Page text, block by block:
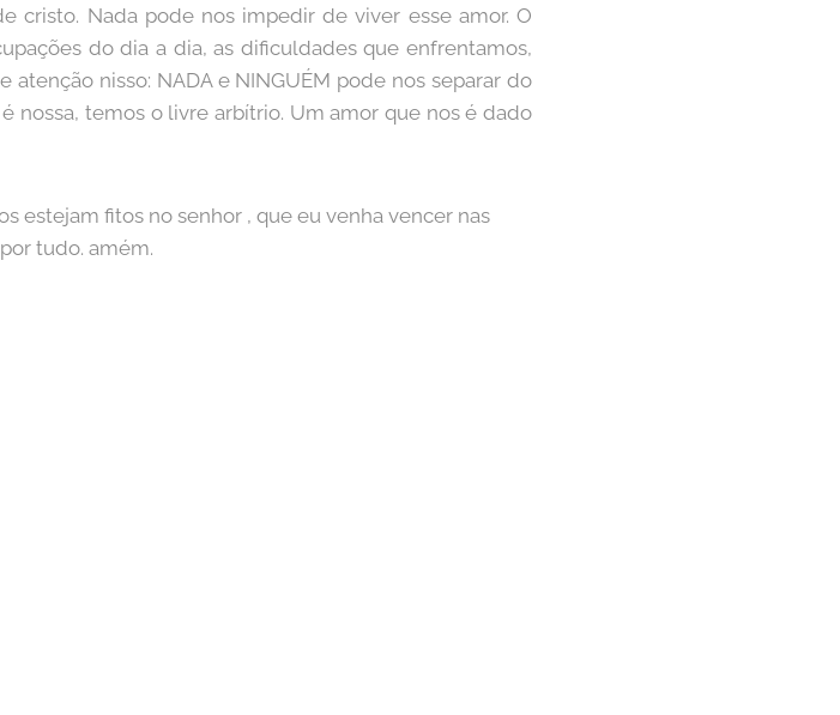
cristo. Nada pode nos impedir de viver esse amor. O
do dia a dia, as dificuldades que enfrentamos,
nisso: NADA e NINGUÉM pode nos separar do
nossa, temos o livre arbítrio. Um amor que nos é dado
estejam fitos no senhor , que eu venha vencer nas
tudo. amém.